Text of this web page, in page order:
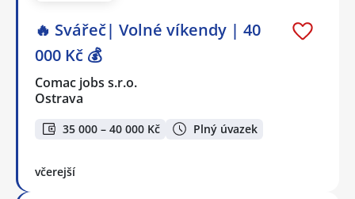
🔥 Svářeč| Volné víkendy | 40
000 Kč 💰
Comac jobs s.r.o.
Ostrava
35 000 – 40 000 Kč Plný úvazek
včerejší